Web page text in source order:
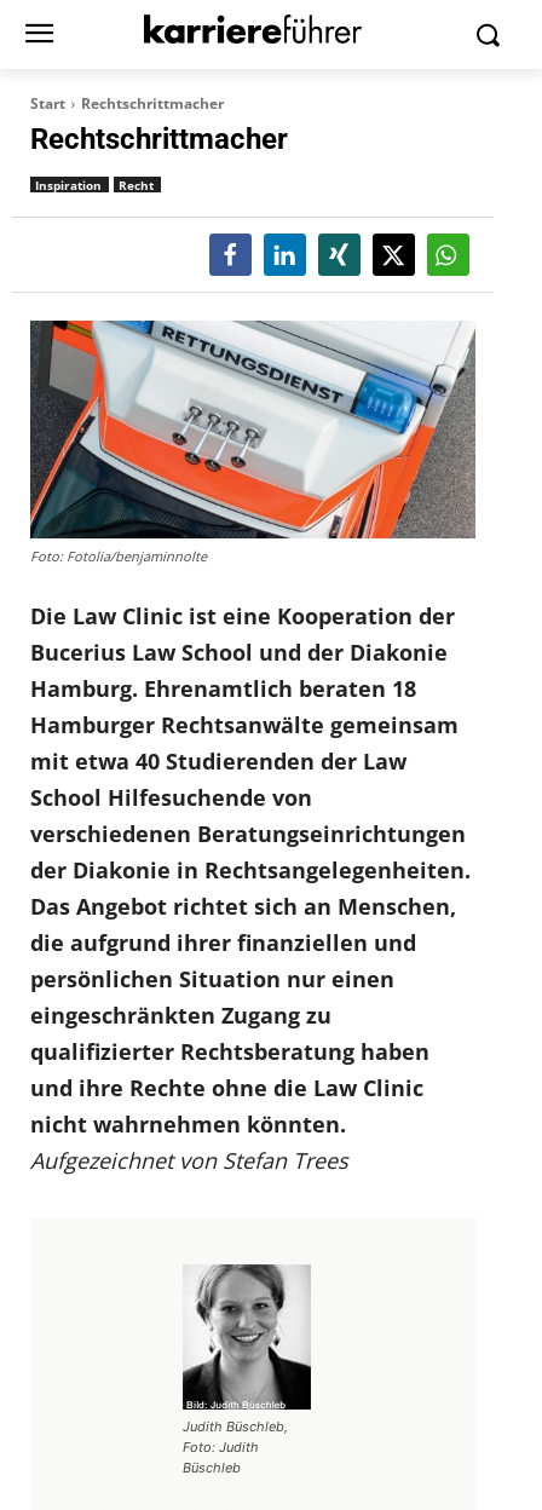
Start Rechtschrittmacher
Rechtschrittmacher
Inspiration Recht
Foto: Fotolia/benjaminnolte
Die Law Clinic ist eine Kooperation der
Bucerius Law School und der Diakonie
Hamburg. Ehrenamtlich beraten 18
Hamburger Rechtsanwälte gemeinsam
mit etwa 40 Studierenden der Law
School Hilfesuchende von
verschiedenen Beratungseinrichtungen
der Diakonie in Rechtsangelegenheiten.
Das Angebot richtet sich an Menschen,
die aufgrund ihrer finanziellen und
persönlichen Situation nur einen
eingeschränkten Zugang zu
qualifizierter Rechtsberatung haben
und ihre Rechte ohne die Law Clinic
nicht wahrnehmen könnten.
Aufgezeichnet von Stefan Trees
Judith Büschleb,
Foto: Judith
Büschleb